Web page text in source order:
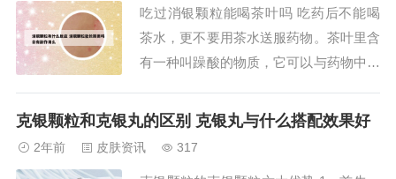
其是爱美的...
吃过消银颗粒能喝茶叶吗 吃药后不能喝
茶水，更不要用茶水送服药物。茶叶里含
有一种叫躁酸的物质，它可以与药物中的
反应而产生沉淀，这不但影响药物的疗
克银颗粒和克银丸的区别 克银丸与什么搭配效果好
2年前 皮肤资讯 317